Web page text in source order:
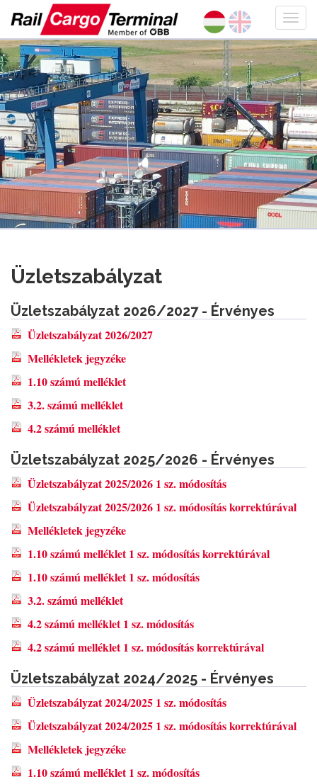
Üzletszabályzat
Üzletszabályzat 2026/2027 - Érvényes
Üzletszabályzat 2026/2027
Mellékletek jegyzéke
1.10 számú melléklet
3.2. számú melléklet
4.2 számú melléklet
Üzletszabályzat 2025/2026 - Érvényes
Üzletszabályzat 2025/2026 1 sz. módosítás
Üzletszabályzat 2025/2026 1 sz. módosítás korrektúrával
Mellékletek jegyzéke
1.10 számú melléklet 1 sz. módosítás korrektúrával
1.10 számú melléklet 1 sz. módosítás
3.2. számú melléklet
4.2 számú melléklet 1 sz. módosítás
4.2 számú melléklet 1 sz. módosítás korrektúrával
Üzletszabályzat 2024/2025 - Érvényes
Üzletszabályzat 2024/2025 1 sz. módosítás
Üzletszabályzat 2024/2025 1 sz. módosítás korrektúrával
Mellékletek jegyzéke
1.10 számú melléklet 1 sz. módosítás